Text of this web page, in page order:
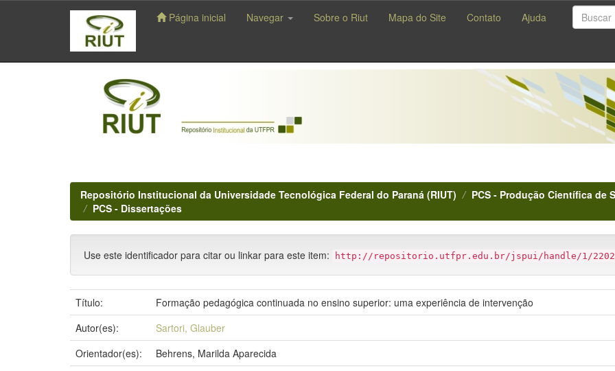
navigation
Página inicial Navegar Sobre o Riut Mapa do Site Contato Ajuda
Repositório Institucional da Universidade Tecnológica Federal do Paraná (RIUT)
PCS - Produção Científica de
PCS - Dissertações
Use este identificador para citar ou linkar para este item: http://repositorio.utfpr.edu.br/jspui/handle/1/2202
Título:
Formação pedagógica continuada no ensino superior: uma experiência de intervenção
Autor(es):
Sartori, Glauber
Orientador(es):
Behrens, Marilda Aparecida